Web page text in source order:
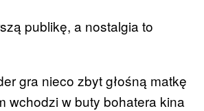
publikę, a nostalgia to
gra nieco zbyt głośną matkę
wchodzi w buty bohatera kina